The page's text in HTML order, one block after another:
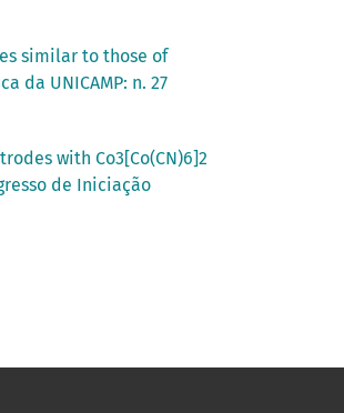
similar to those of
da UNICAMP: n. 27
with Co3[Co(CN)6]2
de Iniciação